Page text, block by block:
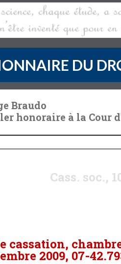
DU
Braudo
honoraire à la Cour
Cass. soc.,
cassation,
2009, 07-